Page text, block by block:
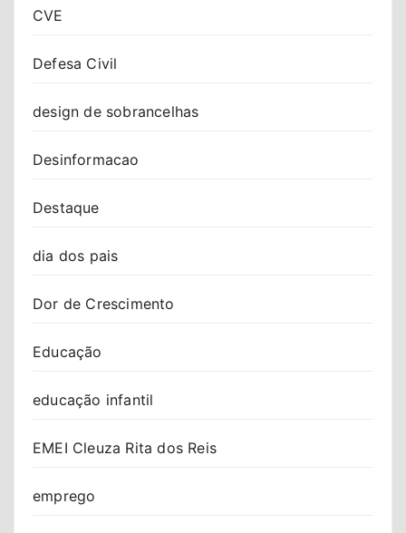
CVE
Defesa Civil
design de sobrancelhas
Desinformacao
Destaque
dia dos pais
Dor de Crescimento
Educação
educação infantil
EMEI Cleuza Rita dos Reis
emprego